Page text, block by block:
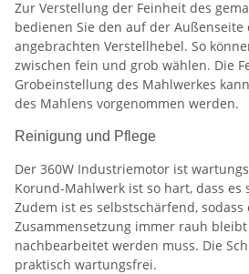
Zur Verstellung der Feinheit des
bedienen Sie den auf der Außenseite
angebrachten Verstellhebel. So
zwischen fein und grob wählen. Die
Grobeinstellung des Mahlwerkes
des Mahlens vorgenommen werden.
Reinigung und Pflege
Der 360W Industriemotor ist
Korund-Mahlwerk ist so hart, dass es
Zudem ist es selbstschärfend,
Zusammensetzung immer rauh
nachbearbeitet werden muss. Die
praktisch wartungsfrei.